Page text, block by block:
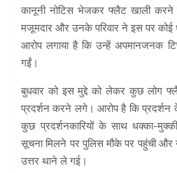
कानूनी नोटिस भेजकर फ्लैट खाली
मजूमदार और उनके परिवार ने इस पर कोई
आरोप लगाया है कि उन्हें अपमानजनक
गईं।
बुधवार को इस मुद्दे को लेकर कुछ लोग
प्रदर्शन करने लगे। आरोप है कि प्रदर्शन
कुछ प्रदर्शनकारियों के साथ धक्का-
सूचना मिलने पर पुलिस मौके पर पहुंची और
उत्तर थाने ले गई।